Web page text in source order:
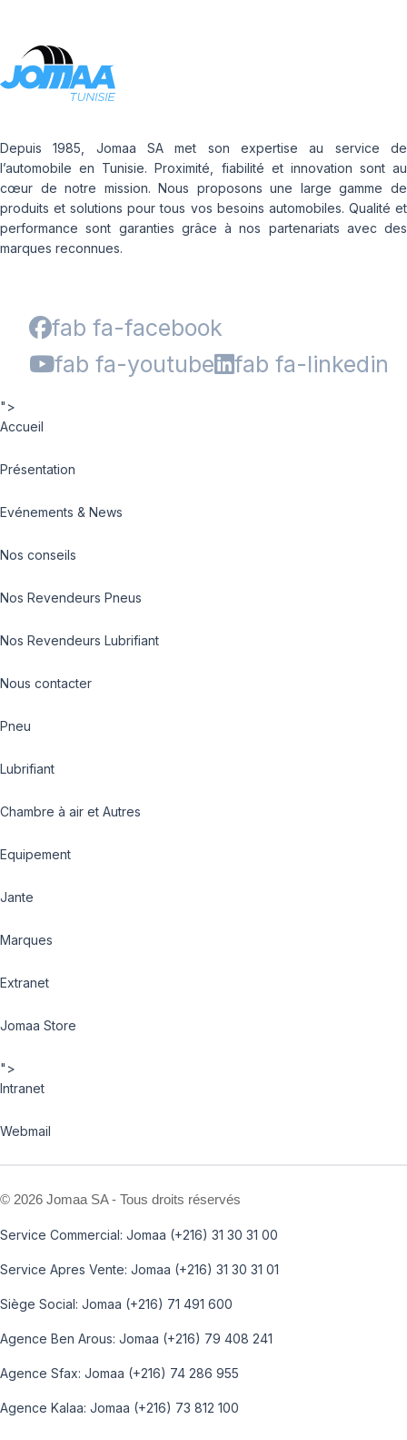
Depuis 1985, Jomaa SA met son expertise au service de
l’automobile en Tunisie. Proximité, fiabilité et innovation sont au
cœur de notre mission. Nous proposons une large gamme de
produits et solutions pour tous vos besoins automobiles. Qualité et
performance sont garanties grâce à nos partenariats avec des
marques reconnues.
fab fa-facebook
fab fa-youtube
fab fa-linkedin
">
Accueil
Présentation
Evénements & News
Nos conseils
Nos Revendeurs Pneus
Nos Revendeurs Lubrifiant
Nous contacter
Pneu
Lubrifiant
Chambre à air et Autres
Equipement
Jante
Marques
Extranet
Jomaa Store
">
Intranet
Webmail
© 2026 Jomaa SA - Tous droits réservés
Service Commercial: Jomaa (+216) 31 30 31 00
Service Apres Vente: Jomaa (+216) 31 30 31 01
Siège Social: Jomaa (+216) 71 491 600
Agence Ben Arous: Jomaa (+216) 79 408 241
Agence Sfax: Jomaa (+216) 74 286 955
Agence Kalaa: Jomaa (+216) 73 812 100